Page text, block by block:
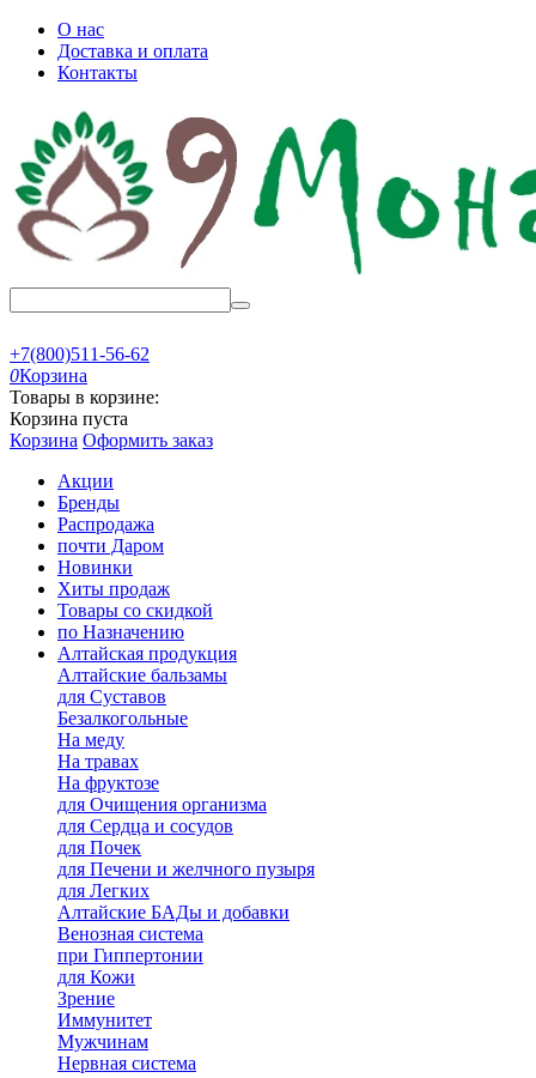
О нас
Доставка и оплата
Контакты
+7(800)511-56-62
0Корзина
Товары в корзине:
Корзина пуста
Корзина Оформить заказ
Акции
Бренды
Распродажа
почти Даром
Новинки
Хиты продаж
Товары со скидкой
по Назначению
Алтайская продукция
Алтайские бальзамы
для Суставов
Безалкогольные
На меду
На травах
На фруктозе
для Очищения организма
для Сердца и сосудов
для Почек
для Печени и желчного пузыря
для Легких
Алтайские БАДы и добавки
Венозная система
при Гиппертонии
для Кожи
Зрение
Иммунитет
Мужчинам
Нервная система